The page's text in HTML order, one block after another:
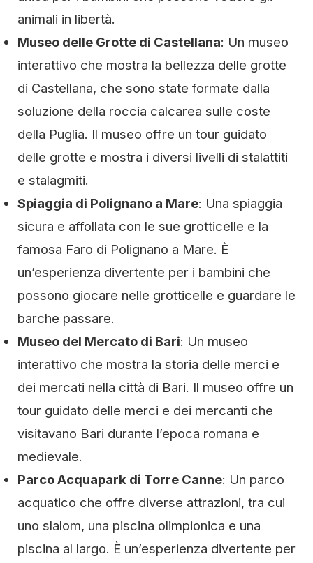
animali in libertà.
Museo delle Grotte di Castellana: Un museo
interattivo che mostra la bellezza delle grotte
di Castellana, che sono state formate dalla
soluzione della roccia calcarea sulle coste
della Puglia. Il museo offre un tour guidato
delle grotte e mostra i diversi livelli di stalattiti
e stalagmiti.
Spiaggia di Polignano a Mare: Una spiaggia
sicura e affollata con le sue grotticelle e la
famosa Faro di Polignano a Mare. È
un’esperienza divertente per i bambini che
possono giocare nelle grotticelle e guardare le
barche passare.
Museo del Mercato di Bari: Un museo
interattivo che mostra la storia delle merci e
dei mercati nella città di Bari. Il museo offre un
tour guidato delle merci e dei mercanti che
visitavano Bari durante l’epoca romana e
medievale.
Parco Acquapark di Torre Canne: Un parco
acquatico che offre diverse attrazioni, tra cui
uno slalom, una piscina olimpionica e una
piscina al largo. È un’esperienza divertente per